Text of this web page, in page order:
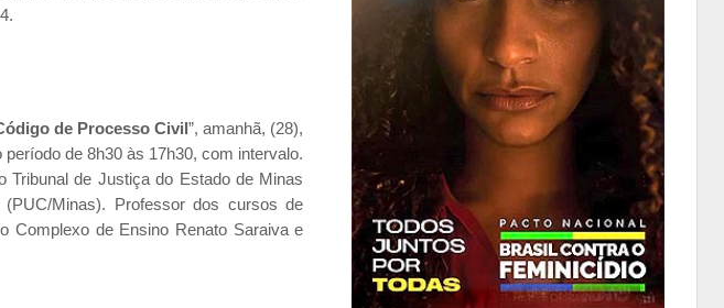
de Processo Civil”, amanhã, (28),
de 8h30 às 17h30, com intervalo.
Tribunal de Justiça do Estado de Minas
Minas). Professor dos cursos de
Complexo de Ensino Renato Saraiva e